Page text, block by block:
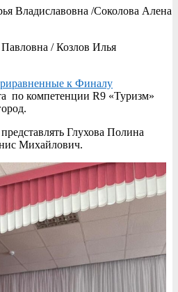
Владиславовна /Соколова Алена
/ Козлов Илья
к Финалу
по компетенции R9 «Туризм»
Глухова Полина
Михайлович.